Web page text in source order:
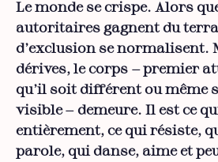
Le monde se crispe. Alors
autoritaires gagnent du
d’exclusion se normalisent.
dérives, le corps — premier
qu’il soit différent ou même
visible — demeure. Il est ce
entièrement, ce qui résiste,
parole, qui danse, aime et